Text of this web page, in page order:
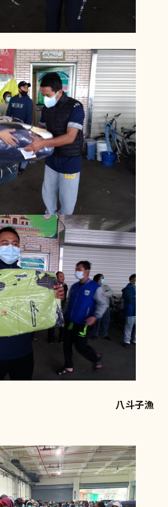
港 八斗子漁